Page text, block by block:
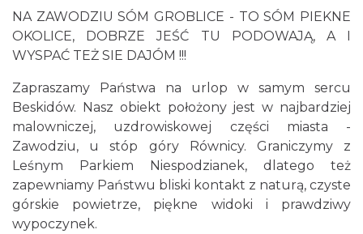
NA ZAWODZIU SÓM GROBLICE - TO SÓM PIEKNE
OKOLICE, DOBRZE JEŚĆ TU PODOWAJĄ, A I
WYSPAĆ TEŻ SIE DAJÓM !!!
Zapraszamy Państwa na urlop w samym sercu
Beskidów. Nasz obiekt położony jest w najbardziej
malowniczej, uzdrowiskowej części miasta -
Zawodziu, u stóp góry Równicy. Graniczymy z
Leśnym Parkiem Niespodzianek, dlatego też
zapewniamy Państwu bliski kontakt z naturą, czyste
górskie powietrze, piękne widoki i prawdziwy
wypoczynek.